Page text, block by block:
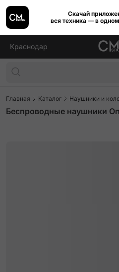
Скачай
вся техника — в
Краснодар
Главная Каталог Наушники и
Беспроводные наушники